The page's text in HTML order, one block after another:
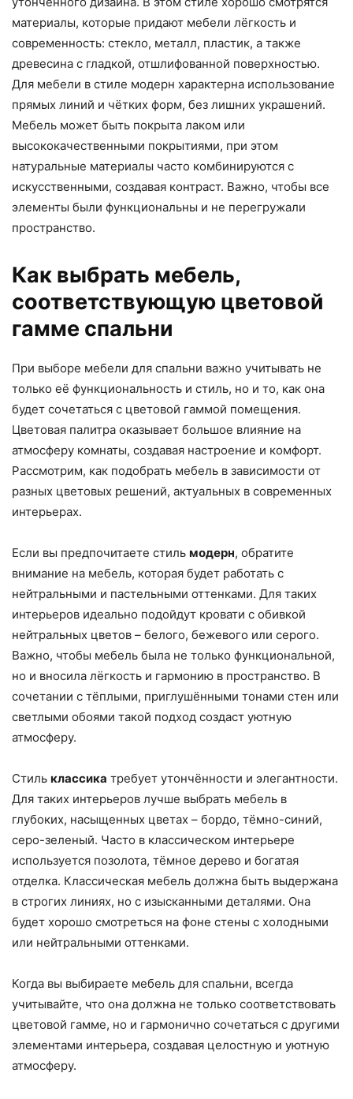
материалы, которые придают мебели лёгкость и
современность: стекло, металл, пластик, а также
древесина с гладкой, отшлифованной поверхностью.
Для мебели в стиле модерн характерна использование
прямых линий и чётких форм, без лишних украшений.
Мебель может быть покрыта лаком или
высококачественными покрытиями, при этом
натуральные материалы часто комбинируются с
искусственными, создавая контраст. Важно, чтобы все
элементы были функциональны и не перегружали
пространство.
Как выбрать мебель,
соответствующую цветовой
гамме спальни
При выборе мебели для спальни важно учитывать не
только её функциональность и стиль, но и то, как она
будет сочетаться с цветовой гаммой помещения.
Цветовая палитра оказывает большое влияние на
атмосферу комнаты, создавая настроение и комфорт.
Рассмотрим, как подобрать мебель в зависимости от
разных цветовых решений, актуальных в современных
интерьерах.
Если вы предпочитаете стиль модерн, обратите
внимание на мебель, которая будет работать с
нейтральными и пастельными оттенками. Для таких
интерьеров идеально подойдут кровати с обивкой
нейтральных цветов – белого, бежевого или серого.
Важно, чтобы мебель была не только функциональной,
но и вносила лёгкость и гармонию в пространство. В
сочетании с тёплыми, приглушёнными тонами стен или
светлыми обоями такой подход создаст уютную
атмосферу.
Стиль классика требует утончённости и элегантности.
Для таких интерьеров лучше выбрать мебель в
глубоких, насыщенных цветах – бордо, тёмно-синий,
серо-зеленый. Часто в классическом интерьере
используется позолота, тёмное дерево и богатая
отделка. Классическая мебель должна быть выдержана
в строгих линиях, но с изысканными деталями. Она
будет хорошо смотреться на фоне стены с холодными
или нейтральными оттенками.
Когда вы выбираете мебель для спальни, всегда
учитывайте, что она должна не только соответствовать
цветовой гамме, но и гармонично сочетаться с другими
элементами интерьера, создавая целостную и уютную
атмосферу.